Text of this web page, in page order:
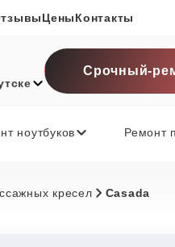
ЦеныКонтакты
Срочный-
ноутбуков Ремонт
кресел Casada